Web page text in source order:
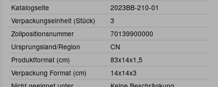
Katalogseite
2023BB-210-01
Verpackungseinheit (Stück)
3
Zollpositionsnummer
70139900000
Ursprungsland/Region
CN
Produktformat (cm)
83x14x1,5
Verpackung Format (cm)
14x14x3